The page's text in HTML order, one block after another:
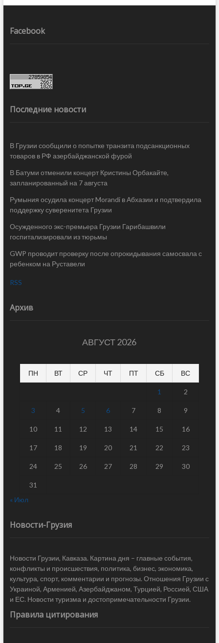
Facebook
Последние новости
В Грузии сообщили о попытке транзита подсанкционных
товаров в РФ азербайджанской фурой
В Батуми отменили концерт Кристины Орбакайте,
запланированный на 7 августа
Румыния осудила концерт Morandi в Абхазии и подтвердила
поддержку суверенитета Грузии
Осужденного экс-премьера Грузии Гарибашвили
госпитализировали из тюрьмы
GWP проводит проверку после опрокидывания самосвала с
ребенком на Руставели
RSS
Архив
АВГУСТ 2026
ПН ВТ СР ЧТ ПТ СБ ВС
1 2
3 4 5 6 7 8 9
10 11 12 13 14 15 16
17 18 19 20 21 22 23
24 25 26 27 28 29 30
31
« Июл
Новости-Грузия
Новости Грузии, Кавказа. Картина дня – главные события,
конфликты и происшествия, политика, бизнес, экономика,
культура, спорт, комментарии и прогнозы. Отношения Грузии с
Украиной, Арменией, Азербайджаном, Турцией, Россией, США
и ЕС. Новости туризма и достопримечательности Грузии.
Правила цитирования